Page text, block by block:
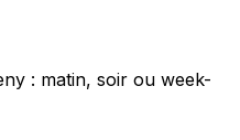
: matin, soir ou week-